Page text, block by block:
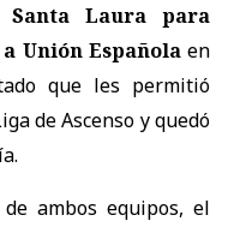
Laura para
Unión Españolaen
que les permitió
de Ascenso y quedó
ambos equipos, el